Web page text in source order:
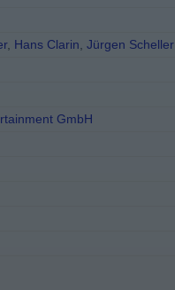
, Hans Clarin, Jürgen Scheller
GmbH